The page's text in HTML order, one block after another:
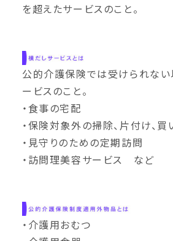
を超えたサービスのこと。
公的介護保険では受けられない
ービスのこと。
・食事の宅配
・保険対象外の掃除、片付け、買
・見守りのための定期訪問
・訪問理美容サービス など
・介護用おむつ